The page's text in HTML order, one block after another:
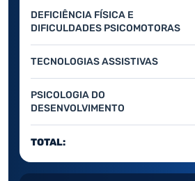
DEFICIÊNCIA FÍSICA E
DIFICULDADES PSICOMOTORAS
TECNOLOGIAS ASSISTIVAS
PSICOLOGIA DO
DESENVOLVIMENTO
TOTAL: